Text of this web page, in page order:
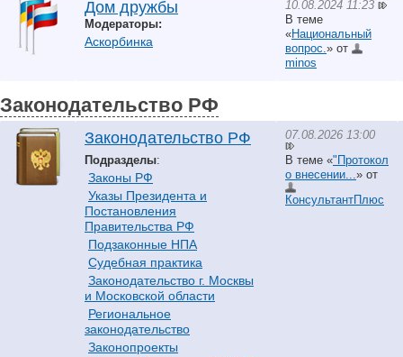
Дом дружбы
Модераторы:
Аскорбинка
10.08.2024 11:23
В теме
«Национальный
вопрос. » от
minos
Законодательство РФ
Законодательство РФ
Подразделы:
Законы РФ
Указы Президента и
Постановления
Правительства РФ
Подзаконные НПА
Судебная практика
Законодательство г. Москвы
и Московской области
Региональное
законодательство
Законопроекты
07.08.2026 13:00
В теме «"Протокол
о внесении...» от
КонсультантПлюс